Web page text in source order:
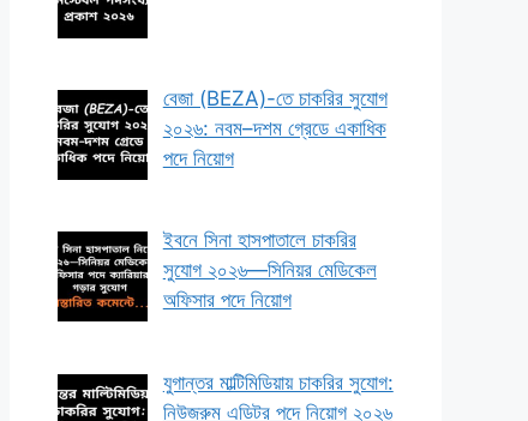
বেজা (BEZA)-তে চাকরির সুযোগ
২০২৬: নবম–দশম গ্রেডে একাধিক
পদে নিয়োগ
ইবনে সিনা হাসপাতালে চাকরির
সুযোগ ২০২৬—সিনিয়র মেডিকেল
অফিসার পদে নিয়োগ
যুগান্তর মাল্টিমিডিয়ায় চাকরির সুযোগ:
নিউজরুম এডিটর পদে নিয়োগ ২০২৬